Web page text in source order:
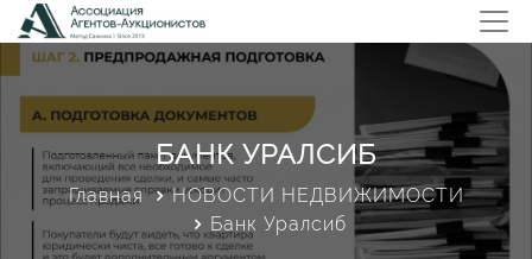
БАНК УРАЛСИБ
Главная
НОВОСТИ НЕДВИЖИМОСТИ
Банк Уралсиб